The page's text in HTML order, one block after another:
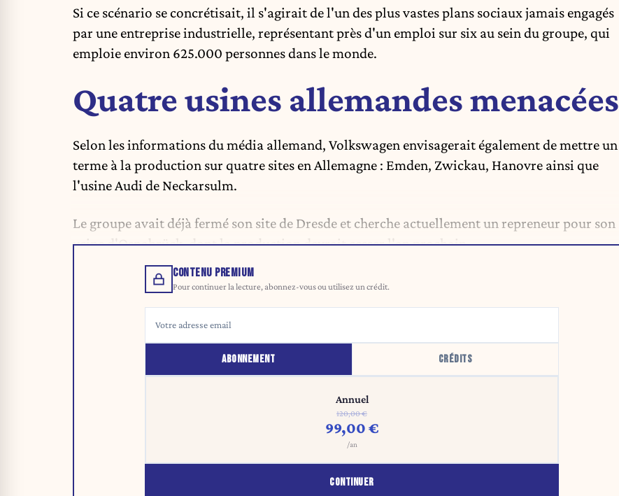
Si ce scénario se concrétisait, il s'agirait de l'un des plus vastes plans sociaux jamais engagés
par une entreprise industrielle, représentant près d'un emploi sur six au sein du groupe, qui
emploie environ 625.000 personnes dans le monde.
Quatre usines allemandes menacées
Selon les informations du média allemand, Volkswagen envisagerait également de mettre un
terme à la production sur quatre sites en Allemagne : Emden, Zwickau, Hanovre ainsi que
l'usine Audi de Neckarsulm.
Le groupe avait déjà fermé son site de Dresde et cherche actuellement un repreneur pour son
usine d'Osnabrück, dont la production devrait cesser l'an prochain.
CONTENU PREMIUM
Pour continuer la lecture, abonnez-vous ou utilisez un crédit.
ABONNEMENT CRÉDITS
Annuel
120,00 €
99,00 €
/an
CONTINUER